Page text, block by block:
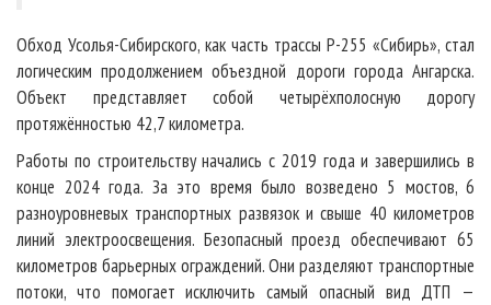
Обход Усолья-Сибирского, как часть трассы Р-255 «Сибирь», стал
логическим продолжением объездной дороги города Ангарска.
Объект представляет собой четырёхполосную дорогу
протяжённостью 42,7 километра.
Работы по строительству начались с 2019 года и завершились в
конце 2024 года. За это время было возведено 5 мостов, 6
разноуровневых транспортных развязок и свыше 40 километров
линий электроосвещения. Безопасный проезд обеспечивают 65
километров барьерных ограждений. Они разделяют транспортные
потоки, что помогает исключить самый опасный вид ДТП —